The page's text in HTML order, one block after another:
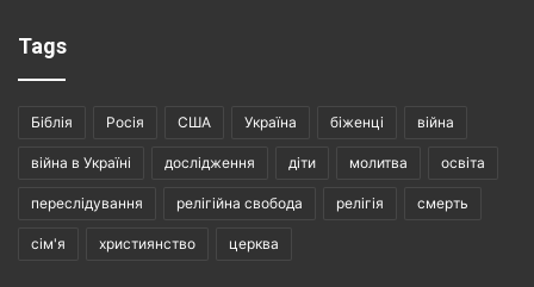
Tags
Біблія Росія США Україна біженці війна
війна в Україні дослідження діти молитва освіта
переслідування релігійна свобода релігія смерть
сім'я християнство церква